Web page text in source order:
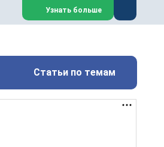
Закрыть
Узнать больше
Статьи по темам